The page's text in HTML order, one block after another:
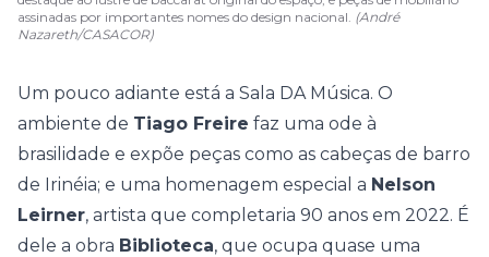
assinadas por importantes nomes do design nacional. (André
Nazareth/CASACOR)
Um pouco adiante está a Sala DA Música. O
ambiente de Tiago Freire faz uma ode à
brasilidade e expõe peças como as cabeças de barro
de Irinéia; e uma homenagem especial a Nelson
Leirner, artista que completaria 90 anos em 2022. É
dele a obra Biblioteca, que ocupa quase uma